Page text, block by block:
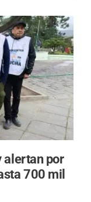
alertan por
700 mil